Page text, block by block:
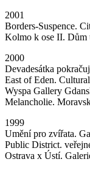
2001
Borders-Suspence.
Kolmo k ose II. Dům
2000
Devadesátka
East of Eden.
Wyspa Gallery
Melancholie.
1999
Umění pro zvířata.
Public District.
Ostrava x Ústí.